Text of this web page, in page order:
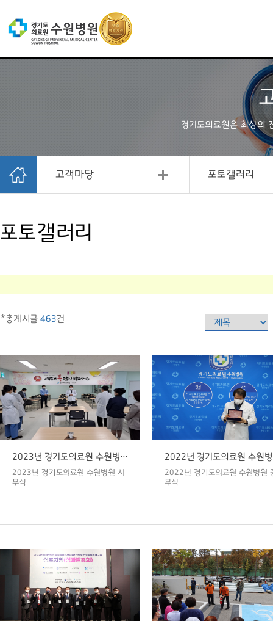
경기도의료원은 최상의
고객마당 포토갤러리
포토갤러리
*총게시글 463건
2023년 경기도의료원 수원병원 시무식
2023년 경기도의료원 수원병원 시
무식
2022년 경기도의료원 수원병원
무식